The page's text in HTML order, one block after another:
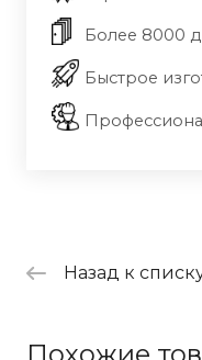
Более 8000
Быстрое
Назад к